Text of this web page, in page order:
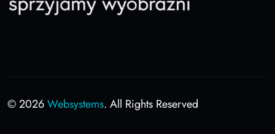
© 2026Websystems. All Rights Reserved